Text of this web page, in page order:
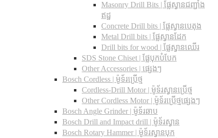
Masonry Drill Bits |​ ផ្លែស្វានជញ្ជាំង
ឥដ្ឋ
Concrete Drill bits |​ ផ្លែស្វានបេតុង
Metal Drill bits |​ ផ្លែស្វានដែក
Drill bits for wood |​ ផ្លែស្វានឈើរ
SDS Stone Chiset |​ ផ្លែបុកបំបែក
Other Accessories | ផ្សេងៗ
Bosch Cordless | ម៉ូទ័រប្រើថ្ម
Cordless-Drill Motor | ម៉ូទ័រស្វានប្រើថ្ម
Other Cordless Motor | ម៉ូទ័រប្រើថ្មផ្សេងៗ
Bosch Angle Grinder | ម៉ូទ័រឆាប
Bosch Drill and Impact drill | ម៉ូទ័រស្វាន
Bosch Rotary Hammer | ម៉ូទ័រស្វានបុក